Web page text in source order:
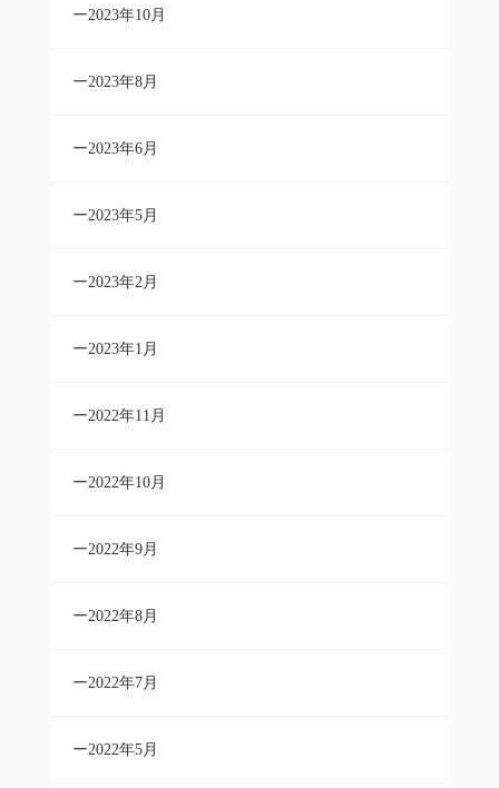
2023年10月
2023年8月
2023年6月
2023年5月
2023年2月
2023年1月
2022年11月
2022年10月
2022年9月
2022年8月
2022年7月
2022年5月